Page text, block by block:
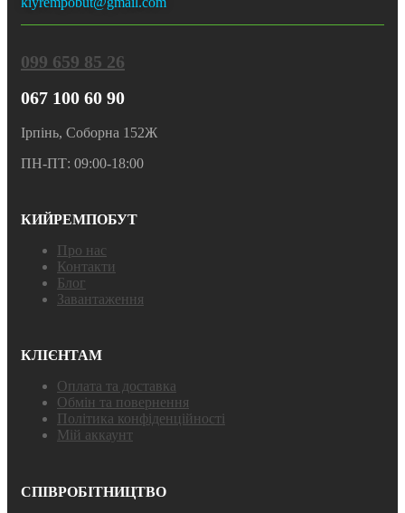
099 659 85 26
067 100 60 90
Ірпінь, Соборна 152Ж
ПН-ПТ: 09:00-18:00
КИЙРЕМПОБУТ
Про нас
Контакти
Блог
Завантаження
КЛІЄНТАМ
Оплата та доставка
Обмін та повернення
Політика конфіденційності
Мій аккаунт
СПІВРОБІТНИЦТВО